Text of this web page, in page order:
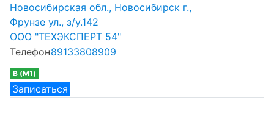
Новосибирская обл., Новосибирск г.,
Фрунзе ул., з/у.142
ООО "ТЕХЭКСПЕРТ 54"
Телефон89133808909
B (M1)
Записаться